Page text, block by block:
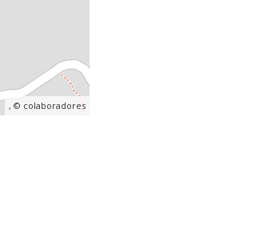
, © colaboradores